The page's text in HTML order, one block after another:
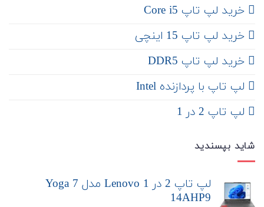
خرید لپ تاپ Core i5
‌‌ خرید لپ تاپ 15 اینچی
خرید لپ تاپ DDR5
لپ تاپ با پردازنده Intel
لپ تاپ 2 در 1
شاید بپسندید
لپ تاپ 2 در 1 Lenovo مدل Yoga 7
14AHP9